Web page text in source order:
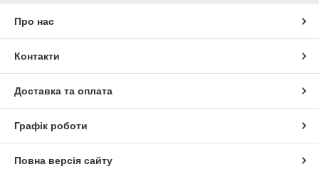
Про нас
Контакти
Доставка та оплата
Графік роботи
Повна версія сайту